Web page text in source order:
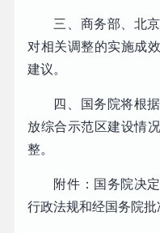
三、商务部、北
对相关调整的实施成
建议。
四、国务院将根
放综合示范区建设情
整。
附件：国务院决
行政法规和经国务院